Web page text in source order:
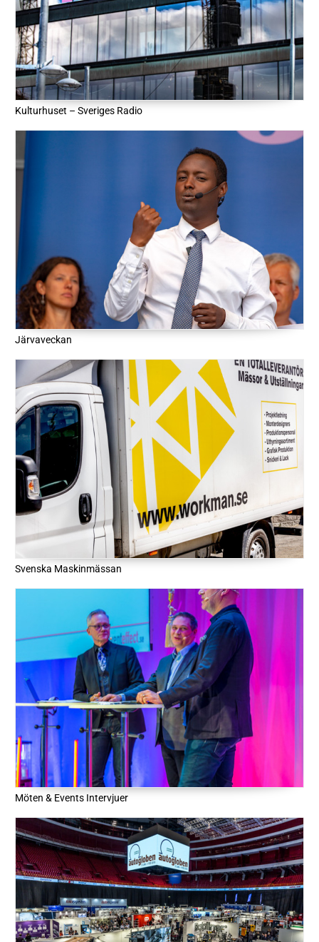
Kulturhuset – Sveriges Radio
Järvaveckan
Svenska Maskinmässan
Möten & Events Intervjuer